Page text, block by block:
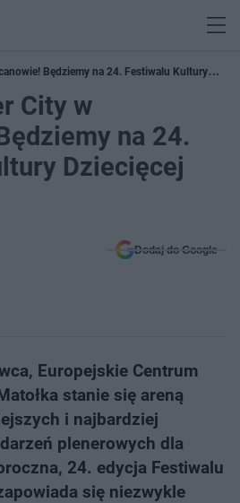
Będziemy na 24. Festiwalu Kultury
City w
na 24.
Dziecięcej
Dodaj do Google
Europejskie Centrum
stanie się areną
i najbardziej
plenerowych dla
24. edycja Festiwalu
się niezwykle